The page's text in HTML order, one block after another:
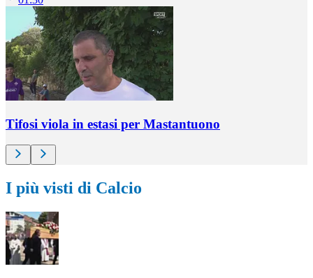
Tifosi viola in estasi per Mastantuono
I più visti di Calcio